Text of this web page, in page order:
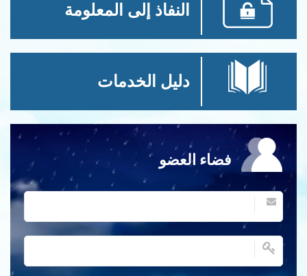
النفاذ إلى المعلومة
دليل الخدمات
فضاء العضو